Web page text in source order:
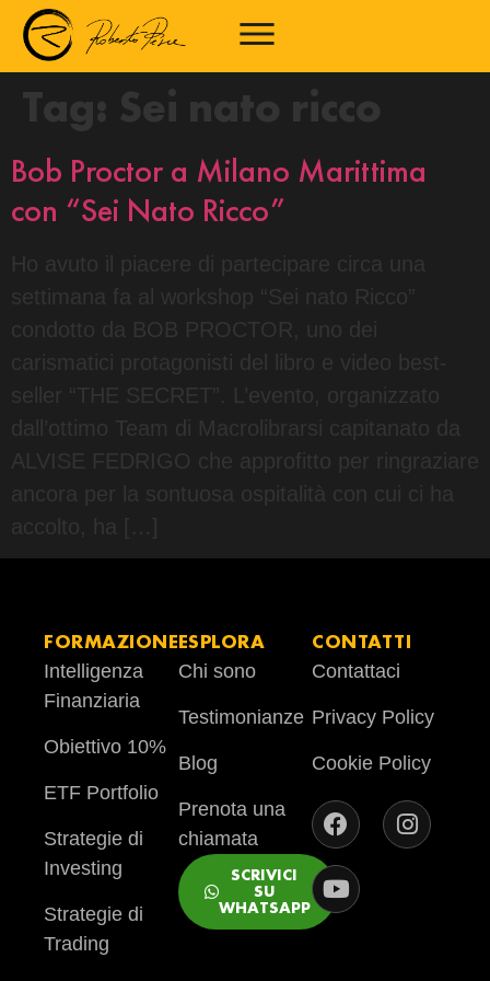
Tag: Sei nato ricco
Bob Proctor a Milano Marittima
con “Sei Nato Ricco”
Ho avuto il piacere di partecipare circa una
settimana fa al workshop “Sei nato Ricco”
condotto da BOB PROCTOR, uno dei
carismatici protagonisti del libro e video best-
seller “THE SECRET”. L’evento, organizzato
dall’ottimo Team di Macrolibrarsi capitanato da
ALVISE FEDRIGO che approfitto per ringraziare
ancora per la sontuosa ospitalità con cui ci ha
FORMAZIONE
Intelligenza
Finanziaria
Obiettivo 10%
ETF Portfolio
Strategie di
Investing
Strategie di
Trading
ESPLORA
Chi sono
Testimonianze
Blog
Prenota una
chiamata
SCRIVICI
SU
WHATSAPP
CONTATTI
Contattaci
Privacy Policy
Cookie Policy